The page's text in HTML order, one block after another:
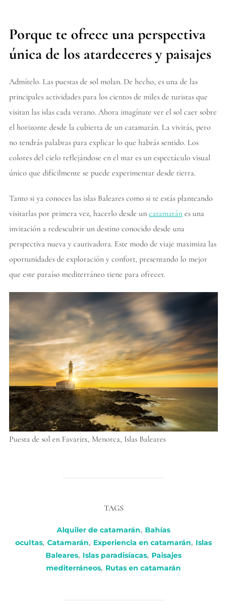
Porque te ofrece una perspectiva
única de los atardeceres y paisajes
Admítelo. Las puestas de sol molan. De hecho, es una de las
principales actividades para los cientos de miles de turistas que
visitan las islas cada verano. Ahora imagínate ver el sol caer sobre
el horizonte desde la cubierta de un catamarán. La vivirás, pero
no tendrás palabras para explicar lo que habrás sentido. Los
colores del cielo reflejándose en el mar es un espectáculo visual
único que difícilmente se puede experimentar desde tierra.
Tanto si ya conoces las islas Baleares como si te estás planteando
visitarlas por primera vez, hacerlo desde un catamaránes una
invitación a redescubrir un destino conocido desde una
perspectiva nueva y cautivadora. Este modo de viaje maximiza las
oportunidades de exploración y confort, presentando lo mejor
que este paraíso mediterráneo tiene para ofrecer.
Puesta de sol en Favaritx, Menorca, Islas Baleares
TAGS
Alquiler de catamarán, Bahías
ocultas, Catamarán, Experiencia en catamarán, Islas
Baleares, Islas paradisíacas, Paisajes
mediterráneos, Rutas en catamarán